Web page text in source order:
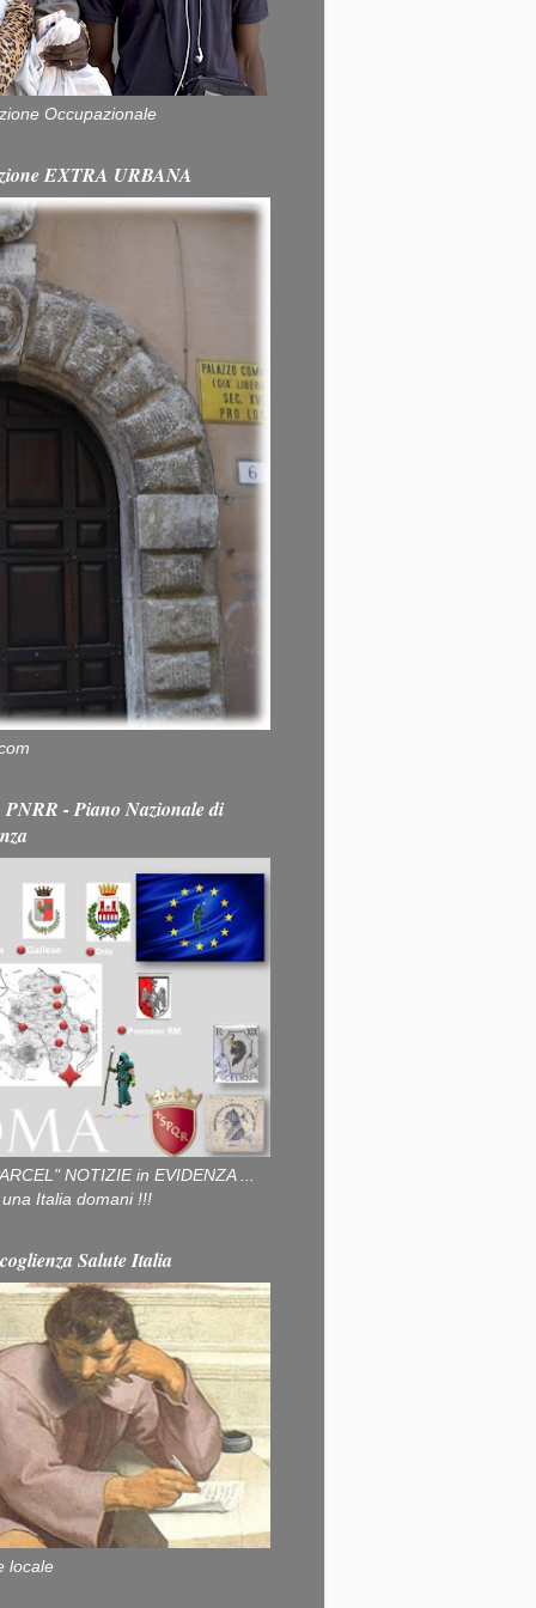
Occupazionale
EXTRA URBANA
- Piano Nazionale di
NOTIZIE in EVIDENZA ...
Italia domani !!!
Salute Italia
locale